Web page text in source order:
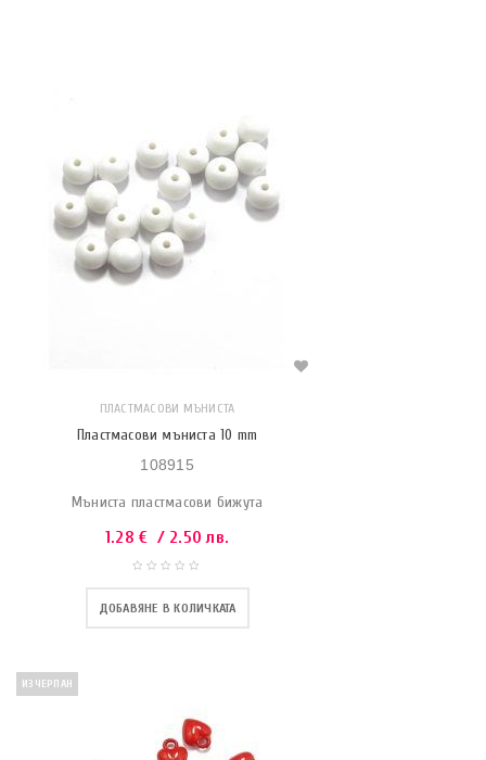
ПЛАСТМАСОВИ МЪНИСТА
Пластмасови мъниста 10 mm
108915
Мъниста пластмасови бижута
1.28€ / 2.50 лв.
ДОБАВЯНЕ В КОЛИЧКАТА
ИЗЧЕРПАН